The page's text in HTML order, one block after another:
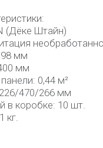
(Дёке Штайн)
мм
мм
0,44 м²
470/266 мм
в коробке: 10 шт.
кг.